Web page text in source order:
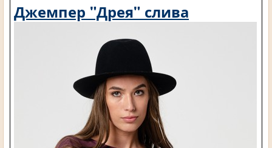
Джемпер "Дрея" слива